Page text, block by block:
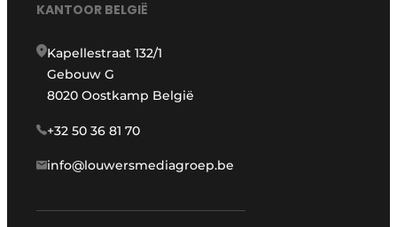
KANTOOR BELGIË
Kapellestraat 132/1
Gebouw G
8020 Oostkamp België
+32 50 36 81 70
info@louwersmediagroep.be